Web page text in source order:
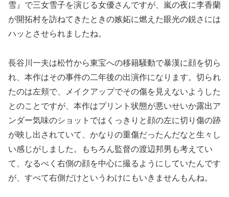
雪』で三女雪子を演じる女優さんですが、嵐の夜に李香蘭
が開拓村を訪ねてきたときの嫉妬に燃えた眼光の鋭さには
ハッとさせられましたね。
長谷川一夫は松竹から東宝への移籍騒動で暴漢に顔を切ら
れ、本作はその事件の二年後の出演作になります。切られ
たのは左頬で、メイクアップでその傷を見えないようした
とのことですが、本作はプリント状態が悪いせいか露出ア
ンダー気味のショットではくっきりと顔の左に切り傷の跡
が映し出されていて、かなりの重傷だったんだなと生々し
い感じがしました。もちろん監督の渡辺邦男も考えてい
て、なるべく右側の顔を中心に撮るようにしていたんです
が、すべて右側だけというわけにもいきませんもんね。